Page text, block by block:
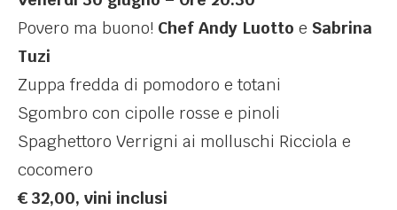
Povero ma buono! Chef Andy Luotto e Sabrina
Tuzi
Zuppa fredda di pomodoro e totani
Sgombro con cipolle rosse e pinoli
Spaghettoro Verrigni ai molluschi Ricciola e
cocomero
€ 32,00, vini inclusi